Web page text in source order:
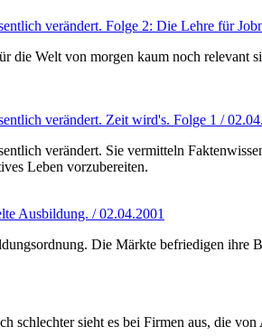
verändert. Folge 2: Die Lehre für
Welt von morgen kaum noch relevant
verändert. Zeit wird's. Folge 1 /
verändert. Sie vermitteln
Leben vorzubereiten.
Ausbildung. / 02.04.2001
Die Märkte befriedigen ihre
schlechter sieht es bei Firmen aus, die